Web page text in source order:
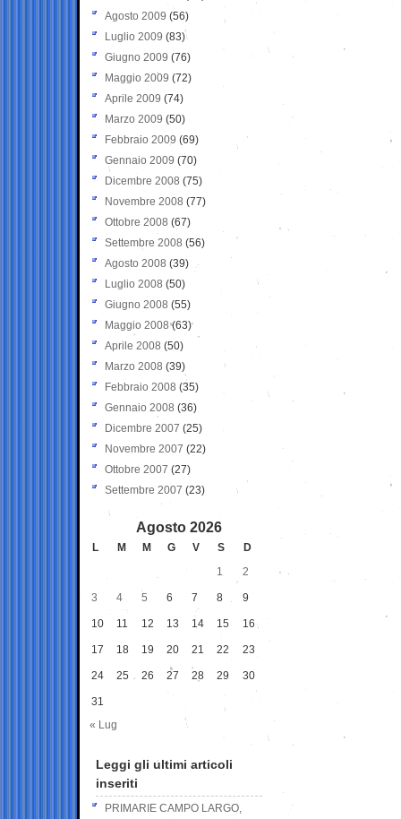
Agosto 2009 (56)
Luglio 2009 (83)
Giugno 2009 (76)
Maggio 2009 (72)
Aprile 2009 (74)
Marzo 2009 (50)
Febbraio 2009 (69)
Gennaio 2009 (70)
Dicembre 2008 (75)
Novembre 2008 (77)
Ottobre 2008 (67)
Settembre 2008 (56)
Agosto 2008 (39)
Luglio 2008 (50)
Giugno 2008 (55)
Maggio 2008(63)
Aprile 2008 (50)
Marzo 2008 (39)
Febbraio 2008 (35)
Gennaio 2008 (36)
Dicembre 2007 (25)
Novembre 2007 (22)
Ottobre 2007 (27)
Settembre 2007 (23)
Agosto 2026
L M M G V S
D
1
2
3 4 5 6 7 8 9
10 11 12 13 14 15 16
17 18 19 20 21 22 23
24 25 26 27 28 29 30
31
« Lug
Leggi gli ultimi articoli
inseriti
PRIMARIE CAMPO LARGO,